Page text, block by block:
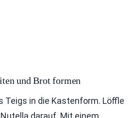
und Brot formen
Teigs in die Kastenform. Löffle